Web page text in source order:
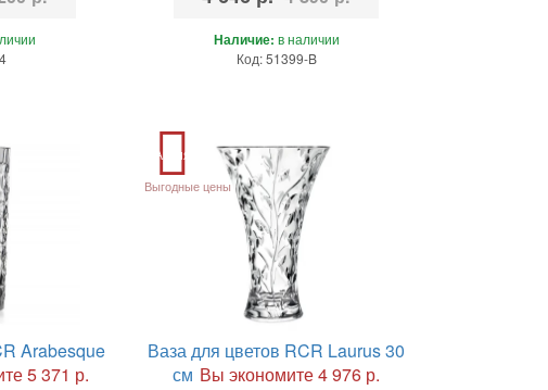
Наличие: в наличии
Код: 51399-B
Arabesque
5 371 р.
Акция
Выгодные цены
Ваза для цветов RCR Laurus 30
см Вы экономите 4 976 р.